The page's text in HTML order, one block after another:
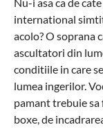
international
acolo? O soprana
ascultatori din
conditiile in care
lumea ingerilor.
pamant trebuie sa
boxe, de